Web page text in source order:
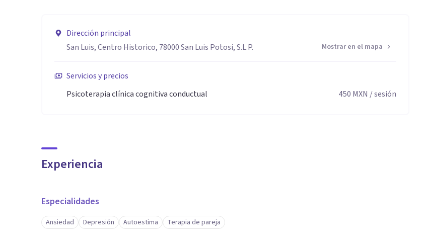
Dirección principal
San Luis, Centro Historico, 78000 San Luis Potosí, S.L.P.
Mostrar en el mapa
Servicios y precios
Psicoterapia clínica cognitiva conductual
450 MXN / sesión
Experiencia
Especialidades
Ansiedad Depresión Autoestima Terapia de pareja